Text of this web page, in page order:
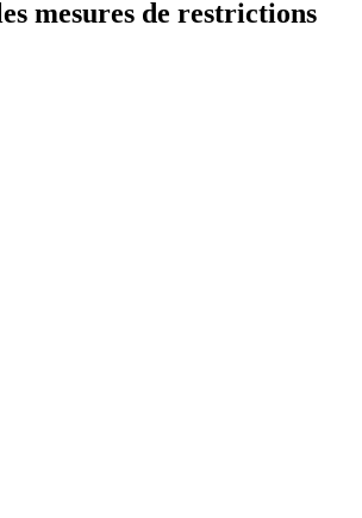
mesures de restrictions